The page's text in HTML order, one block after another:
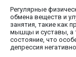
Регулярные
обмена веществ и
занятия, такие как
мышцы и суставы, а
состояние, что
депрессия